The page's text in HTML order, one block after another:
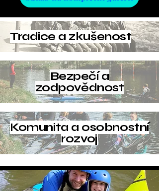
Tradice a zkušenost
Bezpečí a
zodpovědnost
Komunita a osobnostní
rozvoj